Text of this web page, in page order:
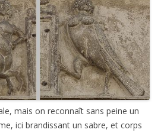
mais on reconnaît sans peine un
ici brandissant un sabre, et corps